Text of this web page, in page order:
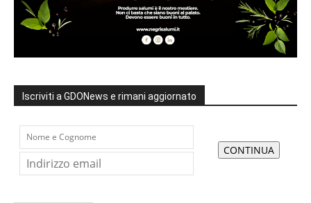
Iscriviti a GDONews e rimani aggiornato